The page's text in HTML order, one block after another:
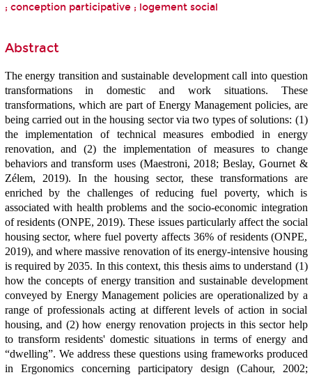
; conception participative ; logement social
Abstract
The energy transition and sustainable development call into question
transformations in domestic and work situations. These
transformations, which are part of Energy Management policies, are
being carried out in the housing sector via two types of solutions: (1)
the implementation of technical measures embodied in energy
renovation, and (2) the implementation of measures to change
behaviors and transform uses (Maestroni, 2018; Beslay, Gournet &
Zélem, 2019). In the housing sector, these transformations are
enriched by the challenges of reducing fuel poverty, which is
associated with health problems and the socio-economic integration
of residents (ONPE, 2019). These issues particularly affect the social
housing sector, where fuel poverty affects 36% of residents (ONPE,
2019), and where massive renovation of its energy-intensive housing
is required by 2035. In this context, this thesis aims to understand (1)
how the concepts of energy transition and sustainable development
conveyed by Energy Management policies are operationalized by a
range of professionals acting at different levels of action in social
housing, and (2) how energy renovation projects in this sector help
to transform residents' domestic situations in terms of energy and
“dwelling”. We address these questions using frameworks produced
in Ergonomics concerning participatory design (Cahour, 2002;